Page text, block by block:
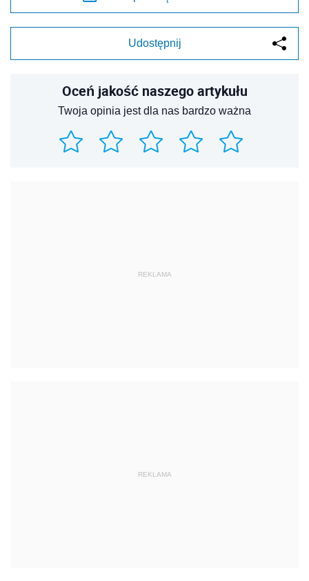
Udostępnij
Oceń jakość naszego artykułu
Twoja opinia jest dla nas bardzo ważna
REKLAMA
REKLAMA